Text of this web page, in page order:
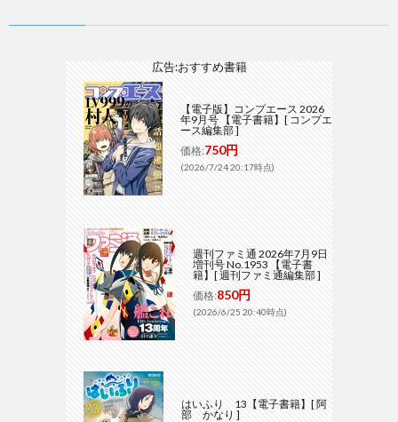
広告:おすすめ書籍
【電子版】コンプエース 2026
年9月号 【電子書籍】[ コンプエ
ース編集部 ]
価格:750円
(2026/7/24 20:17時点)
週刊ファミ通 2026年7月9日
増刊号 No.1953 【電子書
籍】[ 週刊ファミ通編集部 ]
価格:850円
(2026/6/25 20:40時点)
はいふり 13【電子書籍】[ 阿
部 かなり ]